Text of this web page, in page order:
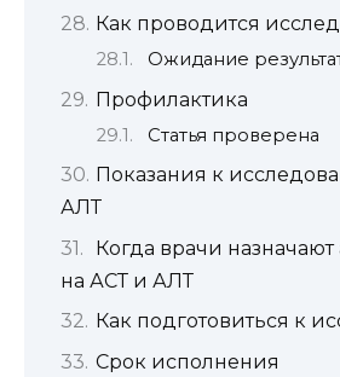
Как проводится
Ожидание
Профилактика
Cтатья проверена
Показания к
АЛТ
Когда врачи
на АСТ и АЛТ
Как подготовиться к
Срок исполнения